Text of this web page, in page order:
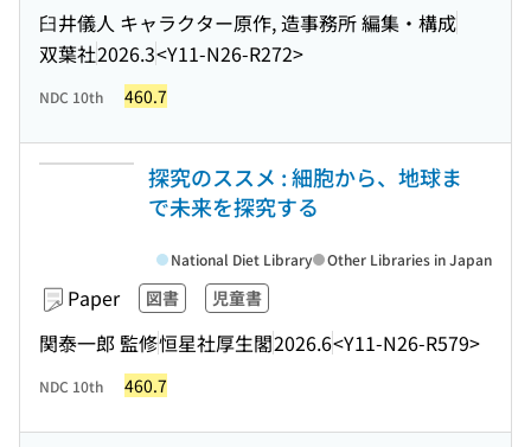
臼井儀人 キャラクター原作, 造事務所 編集・構成
双葉社2026.3<Y11-N26-R272>
NDC 10th 460.7
探究のススメ : 細胞から、地球ま
で未来を探究する
Paper 図書 児童書
関泰一郎 監修恒星社厚生閣2026.6<Y11-N26-R579>
National Diet Library Other Libraries in Japan
NDC 10th 460.7